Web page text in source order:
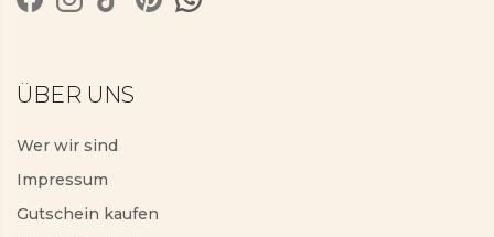
ÜBER UNS
Wer wir sind
Impressum
Gutschein kaufen